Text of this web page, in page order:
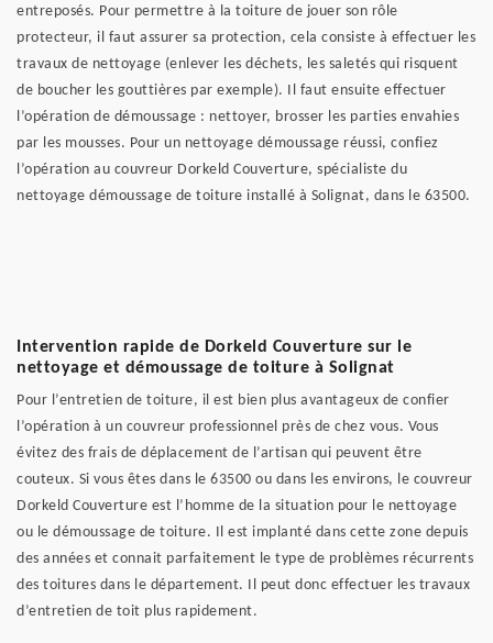
entreposés. Pour permettre à la toiture de jouer son rôle
protecteur, il faut assurer sa protection, cela consiste à effectuer les
travaux de nettoyage (enlever les déchets, les saletés qui risquent
de boucher les gouttières par exemple). Il faut ensuite effectuer
l’opération de démoussage : nettoyer, brosser les parties envahies
par les mousses. Pour un nettoyage démoussage réussi, confiez
l’opération au couvreur Dorkeld Couverture, spécialiste du
nettoyage démoussage de toiture installé à Solignat, dans le 63500.
Intervention rapide de Dorkeld Couverture sur le
nettoyage et démoussage de toiture à Solignat
Pour l’entretien de toiture, il est bien plus avantageux de confier
l’opération à un couvreur professionnel près de chez vous. Vous
évitez des frais de déplacement de l’artisan qui peuvent être
couteux. Si vous êtes dans le 63500 ou dans les environs, le couvreur
Dorkeld Couverture est l’homme de la situation pour le nettoyage
ou le démoussage de toiture. Il est implanté dans cette zone depuis
des années et connait parfaitement le type de problèmes récurrents
des toitures dans le département. Il peut donc effectuer les travaux
d’entretien de toit plus rapidement.